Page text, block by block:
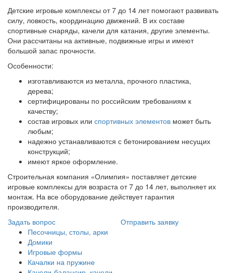
Детские игровые комплексы от 7 до 14 лет помогают развивать
силу, ловкость, координацию движений. В их составе
спортивные снаряды, качели для катания, другие элементы.
Они рассчитаны на активные, подвижные игры и имеют
большой запас прочности.
Особенности:
изготавливаются из металла, прочного пластика,
дерева;
сертифицированы по российским требованиям к
качеству;
состав игровых или спортивных элементов может быть
любым;
надежно устанавливаются с бетонированием несущих
конструкций;
имеют яркое оформление.
Строительная компания «Олимпия» поставляет детские
игровые комплексы для возраста от 7 до 14 лет, выполняет их
монтаж. На все оборудование действует гарантия
производителя.
Задать вопрос
Отправить заявку
Песочницы, столы, арки
Домики
Игровые формы
Качалки на пружине